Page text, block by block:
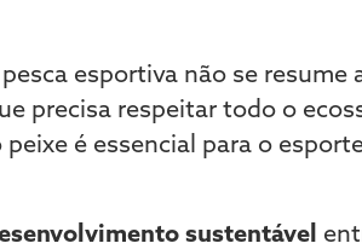
esportiva não se
precisa respeitar todo o
é essencial para o
sustentável